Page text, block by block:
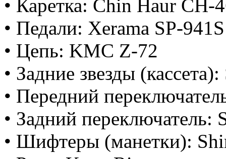
• Каретка: Chin Haur CH-
• Педали: Xerama SP-941S
• Цепь: KMC Z-72
• Задние звезды
• Передний
• Задний
• Шифтеры (манетки):